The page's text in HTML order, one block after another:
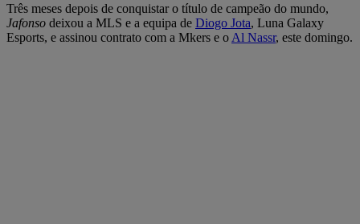
Três meses depois de conquistar o título de campeão do mundo,
Jafonso deixou a MLS e a equipa de Diogo Jota, Luna Galaxy
Esports, e assinou contrato com a Mkers e o Al Nassr, este domingo.